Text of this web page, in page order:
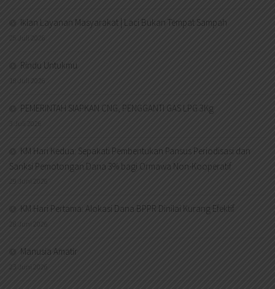
Iklan Layanan Masyarakat | Laci Bukan Tempat Sampah
25 Juli 2026
Rindu Untukmu
18 Juli 2026
PEMERINTAH SIAPKAN CNG, PENGGANTI GAS LPG 3Kg
3 Juli 2026
KM Hari Kedua: Sepakati Pembentukan Pansus Periodisasi dan
Sanksi Pemotongan Dana 3% bagi Ormawa Non-Kooperatif
29 Juni 2026
KM Hari Pertama: Alokasi Dana BPPR Dinilai Kurang Efektif
28 Juni 2026
Manusia Amatir
23 Juni 2026